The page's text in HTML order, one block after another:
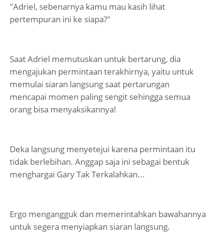
"Adriel, sebenarnya kamu mau kasih lihat
pertempuran ini ke siapa?"
Saat Adriel memutuskan untuk bertarung, dia
mengajukan permintaan terakhirnya, yaitu untuk
memulai siaran langsung saat pertarungan
mencapai momen paling sengit sehingga semua
orang bisa menyaksikannya!
Deka langsung menyetejui karena permintaan itu
tidak berlebihan. Anggap saja ini sebagai bentuk
menghargai Gary Tak Terkalahkan...
Ergo mengangguk dan memerintahkan bawahannya
untuk segera menyiapkan siaran langsung.